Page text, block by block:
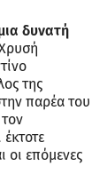
δυνατή
της
παρέα του
οι επόμενες